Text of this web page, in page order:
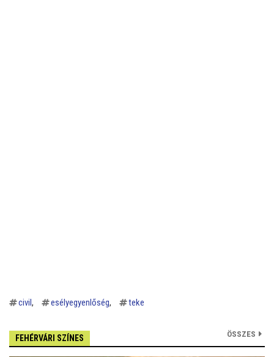
civil esélyegyenlőség teke
FEHÉRVÁRI SZÍNES ÖSSZES